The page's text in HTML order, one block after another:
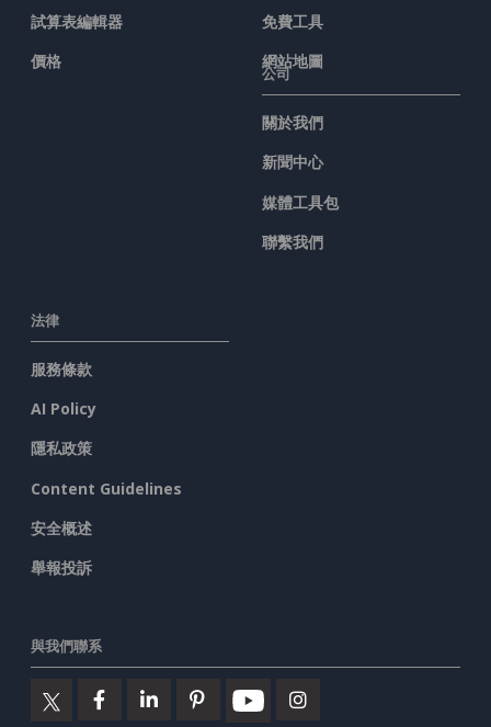
試算表編輯器
價格
免費工具
網站地圖
公司
關於我們
新聞中心
媒體工具包
聯繫我們
法律
服務條款
AI Policy
隱私政策
Content Guidelines
安全概述
舉報投訴
與我們聯系